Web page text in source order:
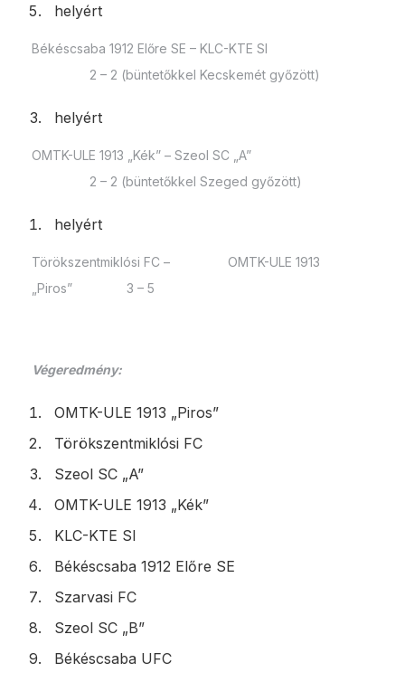
helyért
Békéscsaba 1912 Előre SE – KLC-KTE SI
2 – 2 (büntetőkkel Kecskemét győzött)
helyért
OMTK-ULE 1913 „Kék” – Szeol SC „A”
2 – 2 (büntetőkkel Szeged győzött)
helyért
Törökszentmiklósi FC – OMTK-ULE 1913
„Piros” 3 – 5
Végeredmény:
OMTK-ULE 1913 „Piros”
Törökszentmiklósi FC
Szeol SC „A”
OMTK-ULE 1913 „Kék”
KLC-KTE SI
Békéscsaba 1912 Előre SE
Szarvasi FC
Szeol SC „B”
Békéscsaba UFC